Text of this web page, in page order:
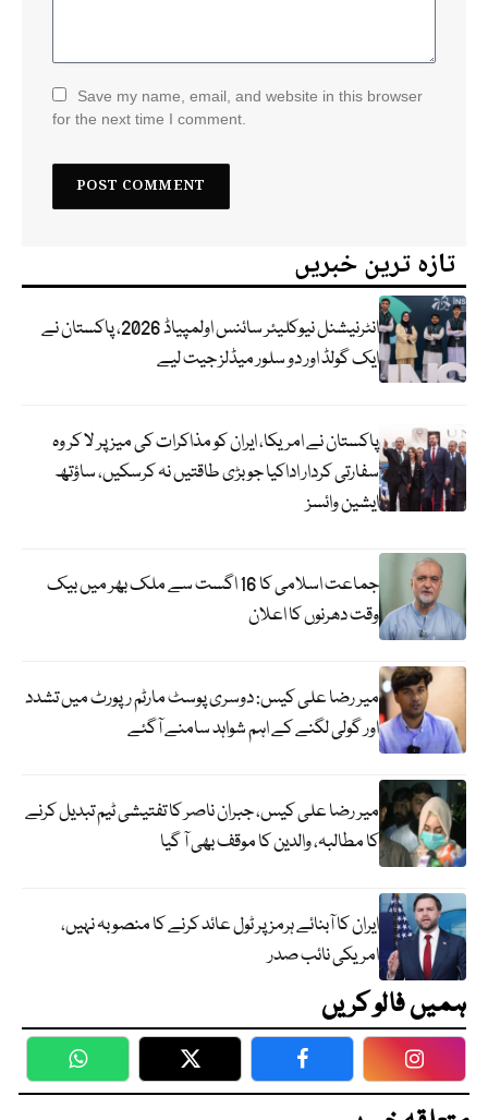
Save my name, email, and website in this browser
for the next time I comment.
تازہ ترین خبریں
انٹرنیشنل نیوکلیئر سائنس اولمپیاڈ 2026، پاکستان نے
ایک گولڈ اور دو سلور میڈلز جیت لیے
پاکستان نے امریکا، ایران کو مذاکرات کی میز پر لا کر وہ
سفارتی کردار اداکیا جو بڑی طاقتیں نہ کرسکیں، ساؤتھ
ایشین وائسز
جماعت اسلامی کا 16 اگست سے ملک بھر میں بیک
وقت دھرنوں کا اعلان
میر رضا علی کیس: دوسری پوسٹ مارٹم رپورٹ میں تشدد
اور گولی لگنے کے اہم شواہد سامنے آگئے
میر رضا علی کیس، جبران ناصر کا تفتیشی ٹیم تبدیل کرنے
کا مطالبہ، والدین کا موقف بھی آ گیا
ایران کا آبنائے ہرمز پر ٹول عائد کرنے کا منصوبہ نہیں،
امریکی نائب صدر
ہمیں فالو کریں
WhatsApp Twitter Facebook